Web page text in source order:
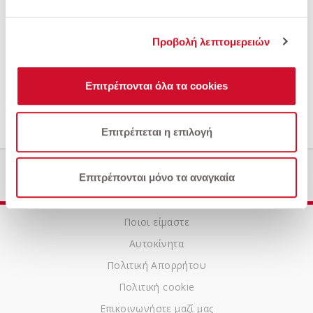
Προβολή λεπτομερειών
Επιτρέπονται όλα τα cookies
Επιτρέπεται η επιλογή
Επιτρέπονται μόνο τα αναγκαία
Υποβολή
Ποιοι είμαστε
Αυτοκίνητα
Πολιτική Απορρήτου
Πολιτική cookie
Επικοινωνήστε μαζί μας